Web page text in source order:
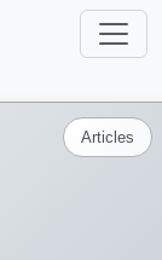
Articles